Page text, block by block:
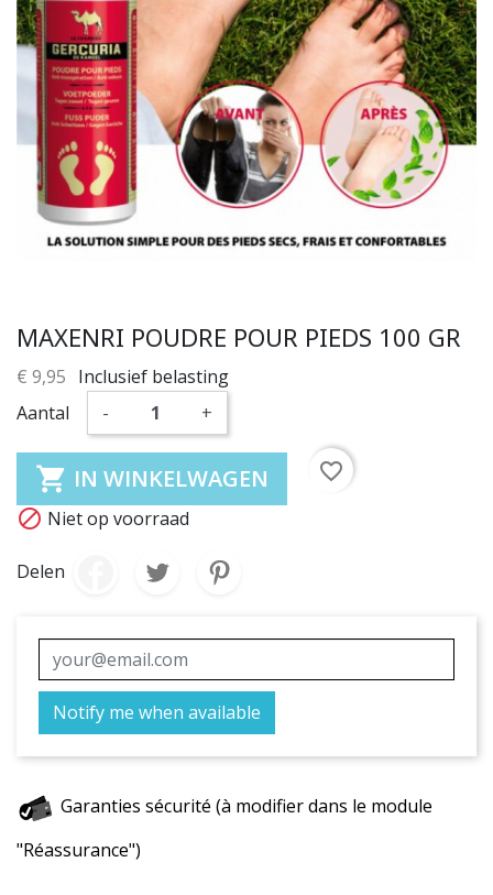
MAXENRI POUDRE POUR PIEDS 100 GR
€ 9,95 Inclusief belasting
Aantal
- +
 IN WINKELWAGEN
favorite_border
 Niet op voorraad
Delen
Notify me when available
Garanties sécurité (à modifier dans le module
"Réassurance")